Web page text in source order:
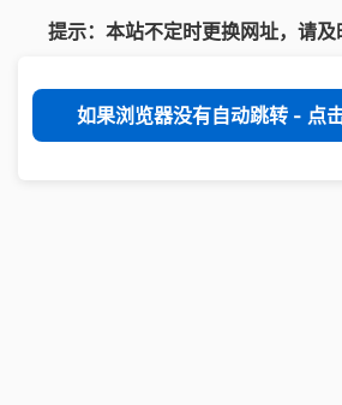
提示：本站不定时更换网址，请及
如果浏览器没有自动跳转 - 点